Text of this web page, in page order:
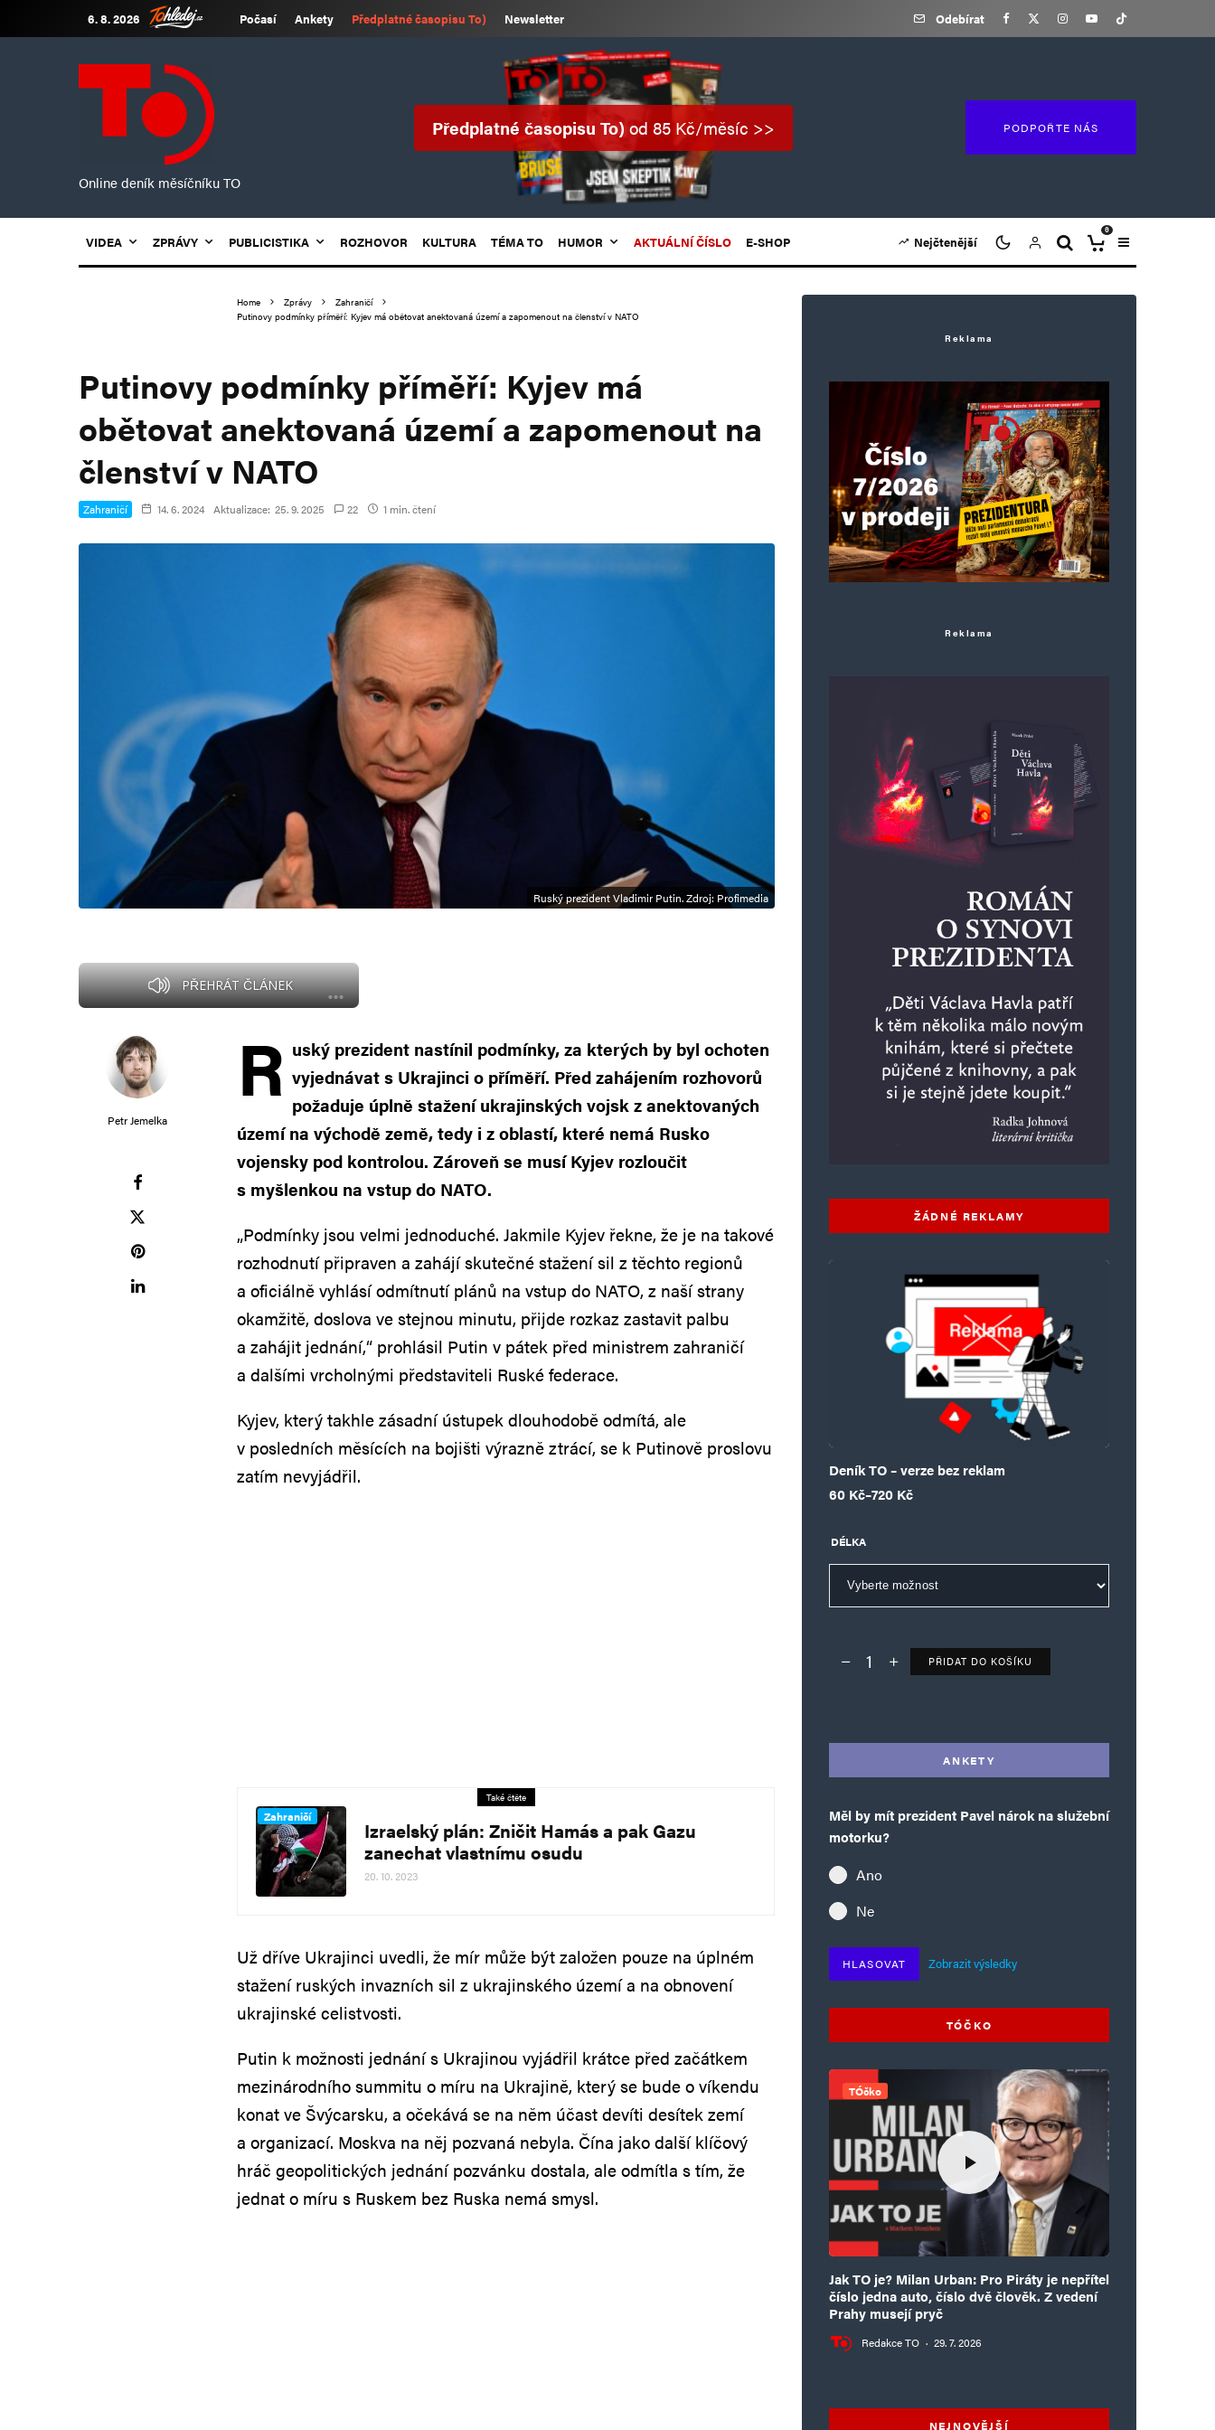
6. 8. 2026 Počasí Ankety Předplatné časopisu To) Newsletter Odebírat
Online deník měsíčníku TO
Předplatné časopisu To)od 85 Kč/měsíc >> PODPOŘTE NÁS
VIDEA ZPRÁVY PUBLICISTIKA ROZHOVOR KULTURA TÉMA TO HUMOR AKTUÁLNÍ ČÍSLO E-SHOP Nejčtenější
0
Home Zprávy
Zahraničí
Putinovy podmínky příměří: Kyjev má obětovat anektovaná území a zapomenout na členství v NATO
Putinovy podmínky příměří: Kyjev má
obětovat anektovaná území a zapomenout na
členství v NATO
Zahraničí 14. 6. 2024 Aktualizace: 25. 9. 2025 22 1 min. čtení
Ruský prezident Vladimir Putin. Zdroj: Profimedia
PŘEHRÁT ČLÁNEK
Petr Jemelka
R uský prezident nastínil podmínky, za kterých by byl ochoten
vyjednávat s Ukrajinci o příměří. Před zahájením rozhovorů
požaduje úplně stažení ukrajinských vojsk z anektovaných
území na východě země, tedy i z oblastí, které nemá Rusko
vojensky pod kontrolou. Zároveň se musí Kyjev rozloučit
s myšlenkou na vstup do NATO.
„Podmínky jsou velmi jednoduché. Jakmile Kyjev řekne, že je na takové
rozhodnutí připraven a zahájí skutečné stažení sil z těchto regionů
a oficiálně vyhlásí odmítnutí plánů na vstup do NATO, z naší strany
okamžitě, doslova ve stejnou minutu, přijde rozkaz zastavit palbu
a zahájit jednání,“ prohlásil Putin v pátek před ministrem zahraničí
a dalšími vrcholnými představiteli Ruské federace.
Kyjev, který takhle zásadní ústupek dlouhodobě odmítá, ale
v posledních měsících na bojišti výrazně ztrácí, se k Putinově proslovu
zatím nevyjádřil.
Také čtěte
Zahraničí
Izraelský plán: Zničit Hamás a pak Gazu
zanechat vlastnímu osudu
20. 10. 2023
Už dříve Ukrajinci uvedli, že mír může být založen pouze na úplném
stažení ruských invazních sil z ukrajinského území a na obnovení
ukrajinské celistvosti.
Putin k možnosti jednání s Ukrajinou vyjádřil krátce před začátkem
mezinárodního summitu o míru na Ukrajině, který se bude o víkendu
konat ve Švýcarsku, a očekává se na něm účast devíti desítek zemí
a organizací. Moskva na něj pozvaná nebyla. Čína jako další klíčový
hráč geopolitických jednání pozvánku dostala, ale odmítla s tím, že
jednat o míru s Ruskem bez Ruska nemá smysl.
Reklama
Reklama
ŽÁDNÉ REKLAMY
Deník TO – verze bez reklam
60 Kč–720 Kč
Rozpětí cen: 60 Kč až 720 Kč
DÉLKA
Deník TO – verze bez reklam množství
PŘIDAT DO KOŠÍKU
ANKETY
Měl by mít prezident Pavel nárok na služební
motorku?
Ano
Ne
HLASOVAT Zobrazit výsledky
TÓČKO
TÓčko
Jak TO je? Milan Urban: Pro Piráty je nepřítel
číslo jedna auto, číslo dvě člověk. Z vedení
Prahy musejí pryč
Redakce TO · 29. 7. 2026
NEJNOVĚJŠÍ